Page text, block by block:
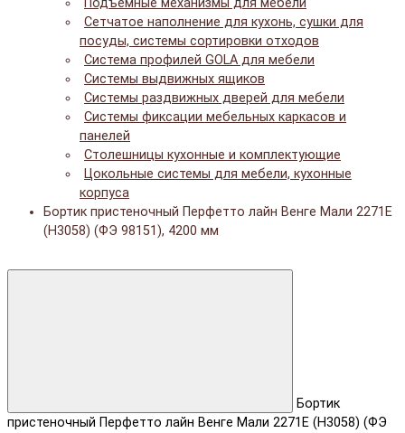
Подъемные механизмы для мебели
Сетчатое наполнение для кухонь, сушки для
посуды, системы сортировки отходов
Система профилей GOLA для мебели
Системы выдвижных ящиков
Системы раздвижных дверей для мебели
Системы фиксации мебельных каркасов и
панелей
Столешницы кухонные и комплектующие
Цокольные системы для мебели, кухонные
корпуса
Бортик пристеночный Перфетто лайн Венге Мали 2271E
(H3058) (ФЭ 98151), 4200 мм
Бортик
пристеночный Перфетто лайн Венге Мали 2271E (H3058) (ФЭ